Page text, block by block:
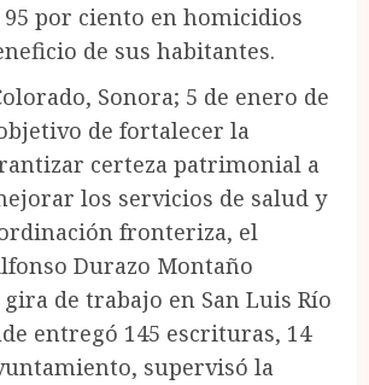
por ciento en homicidios
de sus habitantes.
Sonora; 5 de enero de
de fortalecer la
certeza patrimonial a
los servicios de salud y
fronteriza, el
Durazo Montaño
de trabajo en San Luis Río
entregó 145 escrituras, 14
supervisó la